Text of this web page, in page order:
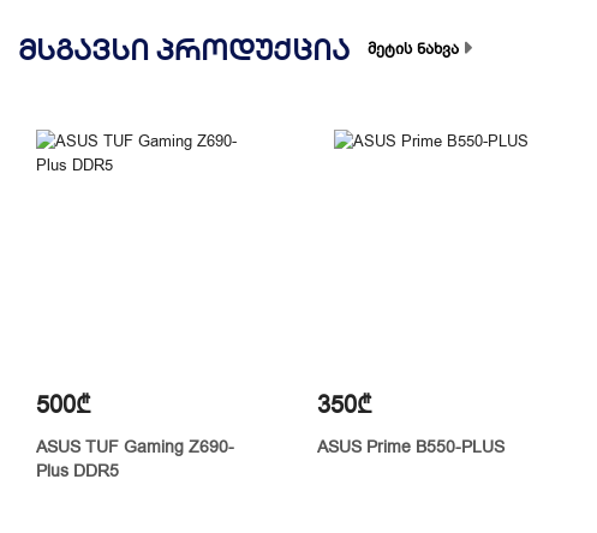
ᲛᲡᲒᲐᲕᲡᲘ ᲞᲠᲝᲓᲣᲥᲪᲘᲐ მეტის ნახვა
500₾
ASUS TUF Gaming Z690-
Plus DDR5
350₾
ASUS Prime B550-PLUS